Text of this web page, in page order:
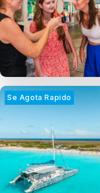
Se Agota Rapido